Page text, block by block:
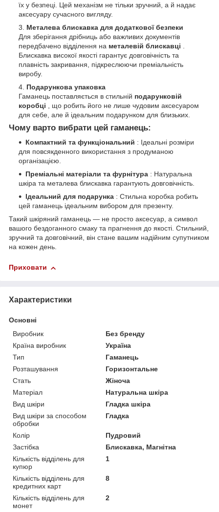
їх у безпеці. Цей механізм не тільки зручний, а й надає
аксесуару сучасного вигляду.
Металева блискавка для додаткової безпеки
Для зберігання дрібниць або важливих документів
передбачено відділення на металевій блискавці
Блискавка високої якості гарантує довговічність та
плавність закривання, підкреслюючи преміальність
виробу.
Подарункова упаковка
Гаманець поставляється в стильній подарунковій
коробці , що робить його не лише чудовим аксесуаром
для себе, але й ідеальним подарунком для близьких.
Чому варто вибрати цей гаманець:
Компактний та функціональний : Ідеальні розміри
для повсякденного використання з продуманою
організацією.
Преміальні матеріали та фурнітура : Натуральна
шкіра та металева блискавка гарантують довговічність.
Ідеальний для подарунка : Стильна коробка робить
цей гаманець ідеальним вибором для презенту.
Такий шкіряний гаманець — не просто аксесуар, а символ
вашого бездоганного смаку та прагнення до якості. Стильний,
зручний та довговічний, він стане вашим надійним супутником
на кожен день.
Приховати
Характеристики
Основні
Виробник
Без бренду
Країна виробник
Україна
Тип
Гаманець
Розташування
Горизонтальне
Стать
Жіноча
Матеріал
Натуральна шкіра
Вид шкіри
Гладка шкіра
Вид шкіри за способом
обробки
Гладка
Колір
Пудровий
Застібка
Блискавка, Магнітна
Кількість відділень для
купюр
1
Кількість відділень для
кредитних карт
8
Кількість відділень для
монет
2